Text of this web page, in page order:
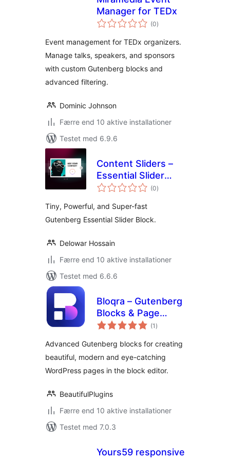
Manager for TEDx
(0totale
bedømmelser
)
Event management for TEDx organizers.
Manage talks, speakers, and sponsors
with custom Gutenberg blocks and
advanced filtering.
Dominic Johnson
Færre end 10 aktive installationer
Testet med 6.9.6
Content Sliders –
Essential Slider
Block
(0totale
bedømmelser
)
Tiny, Powerful, and Super-fast
Gutenberg Essential Slider Block.
Delowar Hossain
Færre end 10 aktive installationer
Testet med 6.6.6
Bloqra – Gutenberg
Blocks & Page
Builder for Block
(1 totale
bedømmelser
)
Advanced Gutenberg blocks for creating
beautiful, modern and eye-catching
WordPress pages in the block editor.
BeautifulPlugins
Færre end 10 aktive installationer
Testet med 7.0.3
Yours59 responsive